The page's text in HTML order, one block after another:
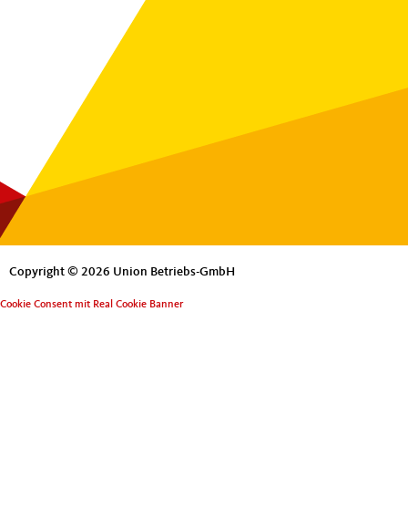
Copyright © 2026 Union Betriebs-GmbH
Cookie Consent mit Real Cookie Banner